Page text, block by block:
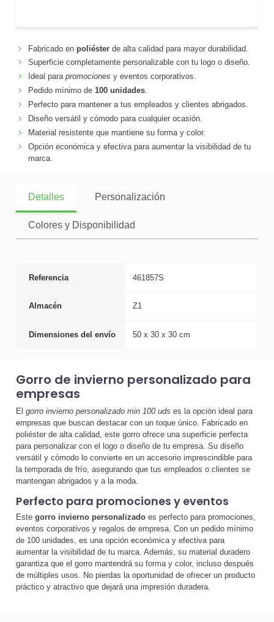
Fabricado en poliésterde alta calidad para mayor durabilidad.
Superficie completamente personalizable con tu logo o diseño.
Ideal para promociones y eventos corporativos.
Pedido mínimo de 100 unidades.
Perfecto para mantener a tus empleados y clientes abrigados.
Diseño versátil y cómodo para cualquier ocasión.
Material resistente que mantiene su forma y color.
Opción económica y efectiva para aumentar la visibilidad de tu
marca.
Detalles Personalización
Colores y Disponibilidad
Referencia 461857S
Almacén Z1
Dimensiones del envío 50 x 30 x 30 cm
Gorro de invierno personalizado para
empresas
El gorro invierno personalizado min 100 uds es la opción ideal para
empresas que buscan destacar con un toque único. Fabricado en
poliéster de alta calidad, este gorro ofrece una superficie perfecta
para personalizar con el logo o diseño de tu empresa. Su diseño
versátil y cómodo lo convierte en un accesorio imprescindible para
la temporada de frío, asegurando que tus empleados o clientes se
mantengan abrigados y a la moda.
Perfecto para promociones y eventos
Este gorro invierno personalizado es perfecto para promociones,
eventos corporativos y regalos de empresa. Con un pedido mínimo
de 100 unidades, es una opción económica y efectiva para
aumentar la visibilidad de tu marca. Además, su material duradero
garantiza que el gorro mantendrá su forma y color, incluso después
de múltiples usos. No pierdas la oportunidad de ofrecer un producto
práctico y atractivo que dejará una impresión duradera.